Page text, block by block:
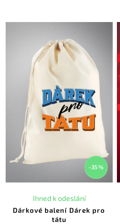
–35 %
Dárkové balení Dárek pro
tátu
Ihned k odeslání